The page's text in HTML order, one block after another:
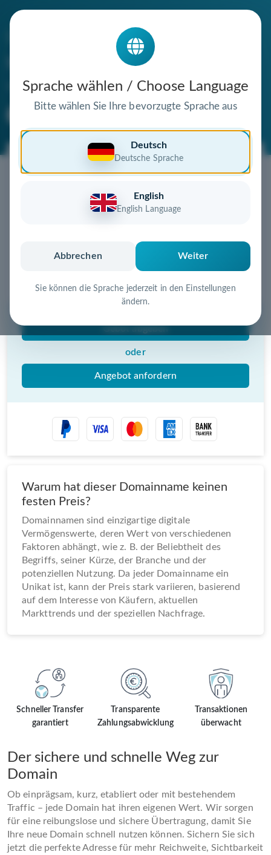
Sprache wählen / Choose Language
Bitte wählen Sie Ihre bevorzugte Sprache aus
Deutsch
Deutsche Sprache
English
English Language
Abbrechen Weiter
Sie können die Sprache jederzeit in den Einstellungen
ändern.
shapenova.de
steht zum Verkauf
Schneller Transfer
garantiert
Transparente
Zahlungsabwicklung
Transaktionen
überwacht
Der sichere und schnelle Weg zur
Domain
Ob einprägsam, kurz, etabliert oder mit bestehendem
Traffic – jede Domain hat ihren eigenen Wert. Wir sorgen
für eine reibungslose und sichere Übertragung, damit Sie
Ihre neue Domain schnell nutzen können. Sichern Sie sich
jetzt die perfekte Adresse für mehr Reichweite, Sichtbarkeit
Jetzt diese Wunschdomain
Diese Domain könnte schon bald Ihnen gehören!
Schnell, sicher und unkompliziert zur eigenen
Gebot abgeben
oder
Angebot anfordern
Warum hat dieser Domainname keinen
festen Preis?
Domainnamen sind einzigartige digitale
Vermögenswerte, deren Wert von verschiedenen
Faktoren abhängt, wie z. B. der Beliebtheit des
Begriffs, seiner Kürze, der Branche und der
potenziellen Nutzung. Da jeder Domainname ein
Unikat ist, kann der Preis stark variieren, basierend
auf dem Interesse von Käufern, aktuellen
Markttrends und der speziellen Nachfrage.